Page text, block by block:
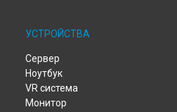
Ремонт вебкамеры ноутбука HP в
Ремонт вебкамеры ноутбука HP в
Ремонт вебкамеры ноутбука HP в
УСТРОЙСТВА
Сервер
Ноутбук
VR система
Монитор